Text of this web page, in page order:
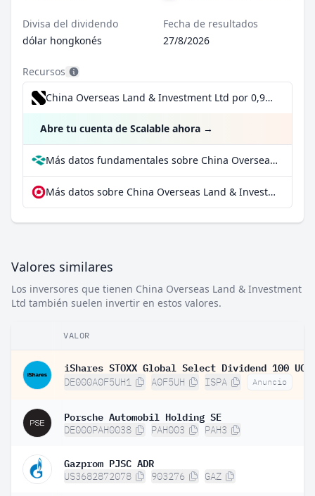
Divisa del dividendo
dólar hongkonés
Fecha de resultados
27/8/2026
Recursos
China Overseas Land & Investment Ltd por 0,99 €/operación, incluido el Dividend Reinvestment Plan
Abre tu cuenta de Scalable ahora →
Más datos fundamentales sobre China Overseas Land & Investment Ltd en Parqet
Más datos sobre China Overseas Land & Investment Ltd en extraETF
Valores similares
Los inversores que tienen China Overseas Land & Investment
Ltd también suelen invertir en estos valores.
VALOR
DE000A0F5UH1 A0F5UH ISPA Anuncio
Porsche Automobil Holding SE
DE000PAH0038 PAH003 PAH3
Gazprom PJSC ADR
US3682872078 903276 GAZ